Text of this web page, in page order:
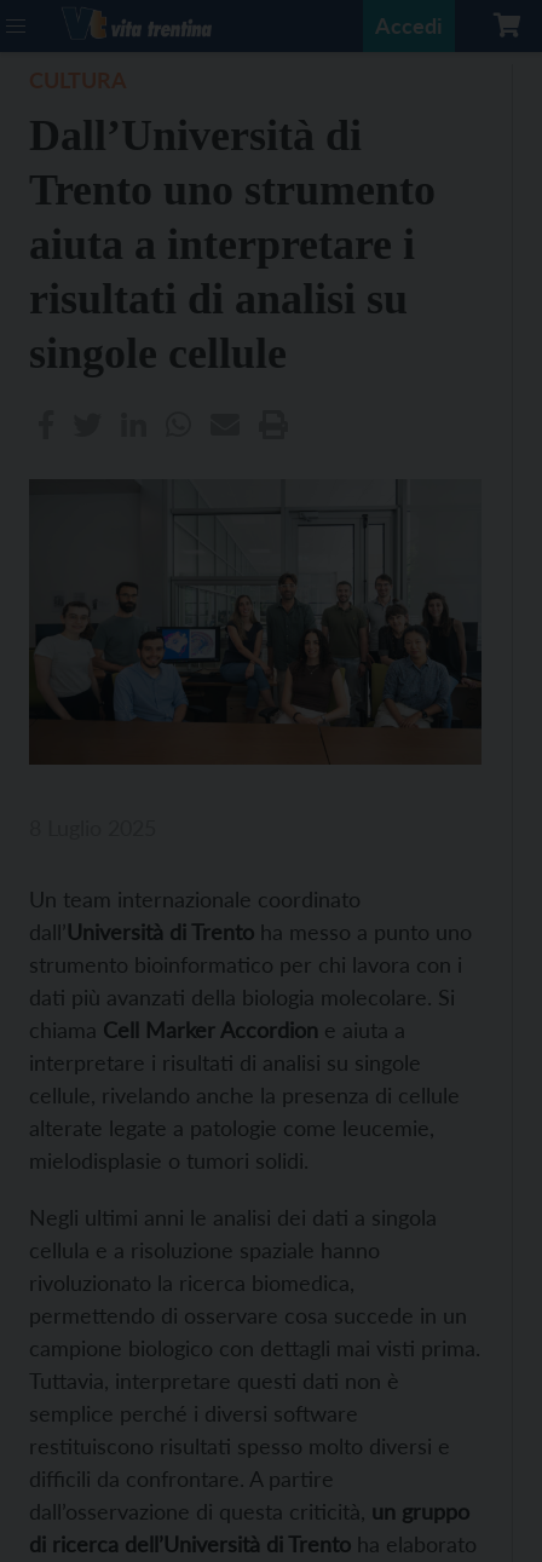
Accedi
Dall’Università di
Trento uno strumento
aiuta a interpretare i
risultati di analisi su
singole cellule
Un team internazionale coordinato
dall’Università di Trento ha messo a punto uno
strumento bioinformatico per chi lavora con i
dati più avanzati della biologia molecolare. Si
chiama Cell Marker Accordion e aiuta a
interpretare i risultati di analisi su singole
cellule, rivelando anche la presenza di cellule
alterate legate a patologie come leucemie,
mielodisplasie o tumori solidi.
Negli ultimi anni le analisi dei dati a singola
cellula e a risoluzione spaziale hanno
rivoluzionato la ricerca biomedica,
permettendo di osservare cosa succede in un
campione biologico con dettagli mai visti prima.
Tuttavia, interpretare questi dati non è
semplice perché i diversi software
restituiscono risultati spesso molto diversi e
difficili da confrontare. A partire
dall’osservazione di questa criticità, un gruppo
di ricerca dell’Università di Trento ha elaborato